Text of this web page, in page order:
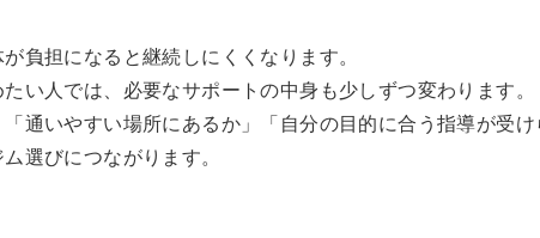
負担になると継続しにくくなります。
い人では、必要なサポートの中身も少しずつ変わります。
通いやすい場所にあるか」「自分の目的に合う指導が受
選びにつながります。